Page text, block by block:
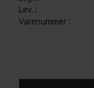
Lev. :
Varenummer :